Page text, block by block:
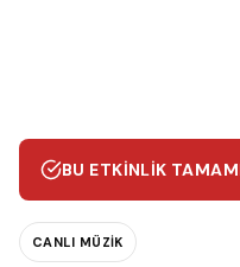
BU ETKINLIK
CANLI MÜZIK